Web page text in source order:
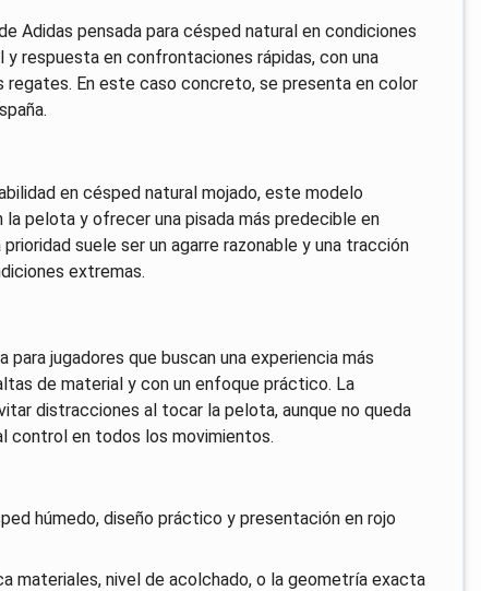
Adidas pensada para césped natural en condiciones
respuesta en confrontaciones rápidas, con una
En este caso concreto, se presenta en color
en césped natural mojado, este modelo
pelota y ofrecer una pisada más predecible en
suele ser un agarre razonable y una tracción
extremas.
jugadores que buscan una experiencia más
de material y con un enfoque práctico. La
distracciones al tocar la pelota, aunque no queda
control en todos los movimientos.
húmedo, diseño práctico y presentación en rojo
materiales, nivel de acolchado, o la geometría exacta